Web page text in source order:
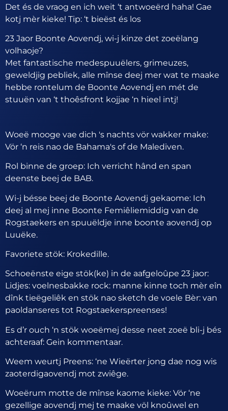
Det és de vraog en ich weit ‘t antwoeërd haha! Gae
kotj mèr kieke! Tip: ‘t bieëst és los
23 Jaor Boonte Aovendj, wi-j kinze det zoeëlang
volhaoje?
Met fantastische medespuuëlers, grimeuzes,
geweldjig pebliek, alle mînse deej mer wat te maake
hebbe rontelum de Boonte Aovendj en mét de
stuuën van ‘t thoêsfront kojjae ‘n hieel intj!
Woeë mooge vae dich 's nachts vör wakker make:
Vör ‘n reis nao de Bahama's of de Malediven.
Rol binne de groep: Ich verricht hând en span
deenste beej de BAB.
Wi-j bésse beej de Boonte Aovendj gekaome: Ich
deej al mej inne Boonte Femiêliemiddig van de
Rogstaekers en spuuëldje inne boonte aovendj op
Luuëke.
Favoriete stök: Krokedille.
Schoeënste eige stök(ke) in de aafgeloûpe 23 jaor:
Lidjes: voelnesbakke rock: manne kinne toch mèr eîn
dînk tieëgeliêk en stök nao sketch de voele Bèr: van
paoldanseres tot Rogstaekerspreenses!
Es d’r ouch ‘n stök woeëmej desse neet zoeë bli-j bés
achteraaf: Gein kommentaar.
Weem weurtj Preens: ‘ne Wieërter jong dae nog wis
zaoterdigaovendj mot zwiêge.
Woeërum motte de mînse kaome kieke: Vör ‘ne
gezellige aovendj mej te maake völ knoûwel en